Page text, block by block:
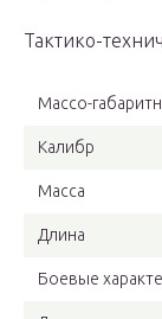
Тактико-
Массо-
Калибр
Масса
Длина
Боевые